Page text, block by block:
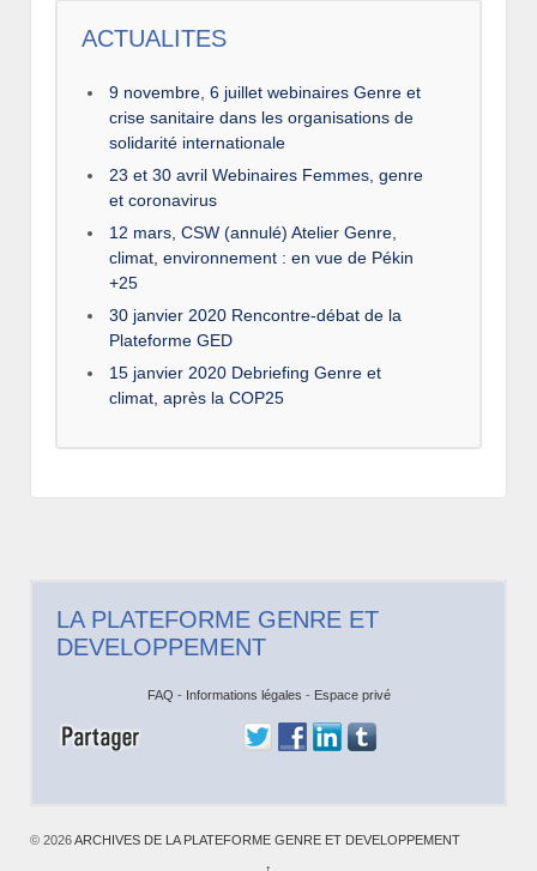
ACTUALITES
9 novembre, 6 juillet webinaires Genre et
crise sanitaire dans les organisations de
solidarité internationale
23 et 30 avril Webinaires Femmes, genre
et coronavirus
12 mars, CSW (annulé) Atelier Genre,
climat, environnement : en vue de Pékin
+25
30 janvier 2020 Rencontre-débat de la
Plateforme GED
15 janvier 2020 Debriefing Genre et
climat, après la COP25
LA PLATEFORME GENRE ET
DEVELOPPEMENT
FAQ - Informations légales - Espace privé
© 2026ARCHIVES DE LA PLATEFORME GENRE ET DEVELOPPEMENT